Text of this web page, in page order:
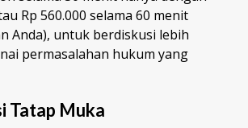
Rp 560.000 selama 60 menit
Anda), untuk berdiskusi lebih
permasalahan hukum yang
Tatap Muka